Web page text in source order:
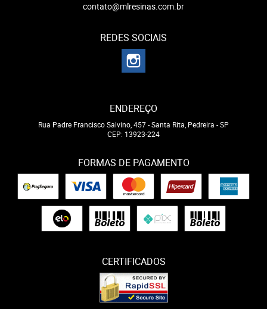
contato@mlresinas.com.br
REDES SOCIAIS
ENDEREÇO
Rua Padre Francisco Salvino, 457-Santa Rita, Pedreira -SP
CEP: 13923-224
FORMAS DE PAGAMENTO
CERTIFICADOS